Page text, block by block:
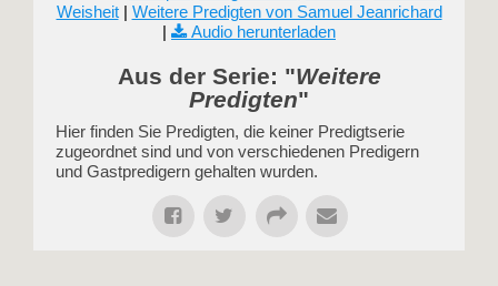
Weisheit| Weitere Predigten von Samuel Jeanrichard
|
Audio herunterladen
Aus der Serie: "Weitere
Predigten"
Hier finden Sie Predigten, die keiner Predigtserie
zugeordnet sind und von verschiedenen Predigern
und Gastpredigern gehalten wurden.